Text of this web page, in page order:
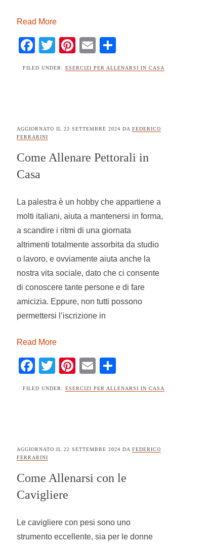
Read More
Facebook
TwitterPinterest
Email
FILED UNDER:ESERCIZI PER ALLENARSI IN CASA
AGGIORNATO IL23 SETTEMBRE 2024 DAFEDERICO
FERRARINI
Come Allenare Pettorali in
Casa
La palestra è un hobby che appartiene a
molti italiani, aiuta a mantenersi in forma,
a scandire i ritmi di una giornata
altrimenti totalmente assorbita da studio
o lavoro, e ovviamente aiuta anche la
nostra vita sociale, dato che ci consente
di conoscere tante persone e di fare
amicizia. Eppure, non tutti possono
permettersi l’iscrizione in
Read More
Facebook
TwitterPinterest
Email
FILED UNDER:ESERCIZI PER ALLENARSI IN CASA
AGGIORNATO IL22 SETTEMBRE 2024 DAFEDERICO
FERRARINI
Come Allenarsi con le
Cavigliere
Le cavigliere con pesi sono uno
strumento eccellente, sia per le donne